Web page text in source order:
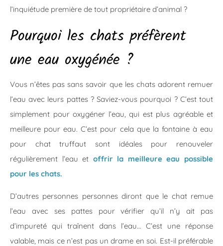
l’inquiétude première de tout propriétaire d’animal ?
Pourquoi les chats préfèrent
une eau oxygénée ?
Vous n’êtes pas sans savoir que les chats adorent remuer
l’eau avec leurs pattes ? Saviez-vous pourquoi ? C’est tout
simplement pour oxygéner l’eau, qui est plus agréable et
meilleure pour eau. C’est pour cela que la fontaine à eau
pour chat truffaut sont idéales pour renouveler
régulièrement l’eau et offrir la meilleure eau possible
pour les chats.
D’autres personnes personnes diront que le chat remue
l’eau avec ses pattes pour vérifier qu’il n’y ait pas
d’impureté qui traînent dans l’eau… C’est une réponse
valable, mais ce n’est pas un drame en soi. Est-il préférable